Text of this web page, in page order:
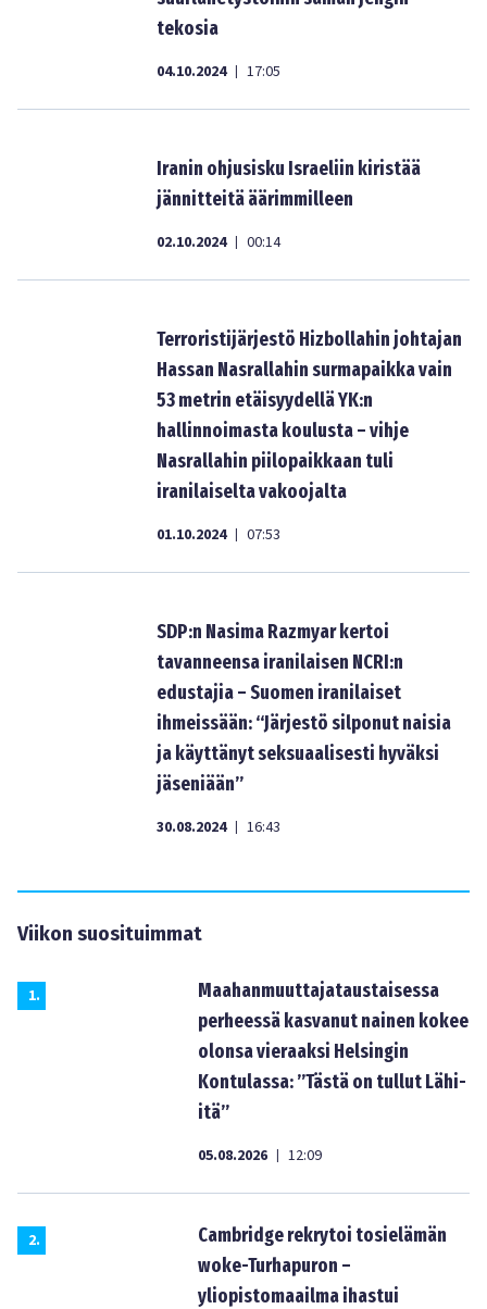
tekosia
04.10.2024 | 17:05
Iranin ohjusisku Israeliin kiristää
jännitteitä äärimmilleen
02.10.2024 | 00:14
Terroristijärjestö Hizbollahin johtajan
Hassan Nasrallahin surmapaikka vain
53 metrin etäisyydellä YK:n
hallinnoimasta koulusta – vihje
Nasrallahin piilopaikkaan tuli
iranilaiselta vakoojalta
01.10.2024 | 07:53
SDP:n Nasima Razmyar kertoi
tavanneensa iranilaisen NCRI:n
edustajia – Suomen iranilaiset
ihmeissään: “Järjestö silponut naisia
ja käyttänyt seksuaalisesti hyväksi
jäseniään”
30.08.2024 | 16:43
Viikon suosituimmat
1.
Maahanmuuttajataustaisessa
perheessä kasvanut nainen kokee
olonsa vieraaksi Helsingin
Kontulassa: ”Tästä on tullut Lähi-
itä”
05.08.2026 | 12:09
2.
Cambridge rekrytoi tosielämän
woke-Turhapuron –
yliopistomaailma ihastui